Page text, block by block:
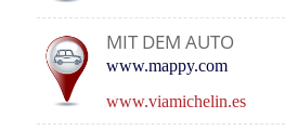
MIT DEM AUTO
www.mappy.com
www.viamichelin.es